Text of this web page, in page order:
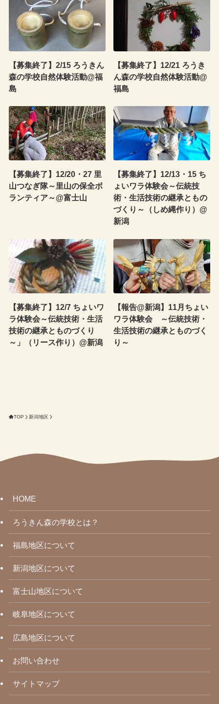
【募集終了】2/15 ろうきん
森の学校自然体験活動@福
島
【募集終了】12/21 ろうき
ん森の学校自然体験活動@
福島
【募集終了】12/20・27 里
山つなぎ隊～里山の保全ボ
ランティア～@富士山
【募集終了】12/13・15 ち
ょいワラ体験会～伝統技
術・生活技術の継承ともの
づくり～（しめ縄作り）@
新潟
【募集終了】12/7 ちょいワ
ラ体験会～伝統技術・生活
技術の継承とものづくり
～」（リース作り）@新潟
【報告@新潟】11月ちょい
ワラ体験会 ～伝統技術・
生活技術の継承とものづく
り～
TOP 新潟地区
HOME
ろうきん森の学校とは？
福島地区について
新潟地区について
富士山地区について
岐阜地区について
広島地区について
お問い合わせ
サイトマップ